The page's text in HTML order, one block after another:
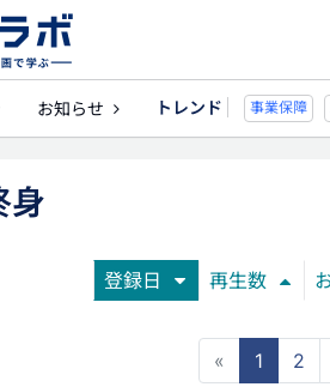
お知らせ トレンド
事業保障 就業不能 死亡保険金非
身
登録日 再生数
« 1 2